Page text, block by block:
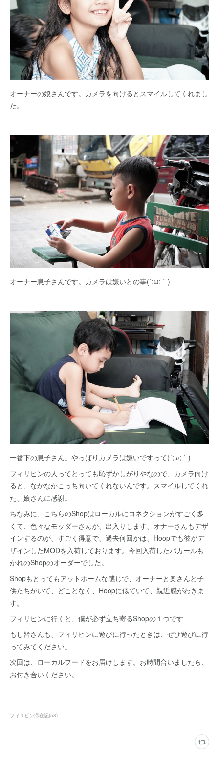
オーナーの娘さんです。カメラを向けるとスマイルしてくれまし
た。
オーナー息子さんです。カメラは嫌いとの事(´;ω;｀)
一番下の息子さん。やっぱりカメラは嫌いですって(´;ω;｀)
フィリピンの人ってとっても恥ずかしがりやなので、カメラ向け
ると、なかなかこっち向いてくれないんです。スマイルしてくれ
た、娘さんに感謝。
ちなみに、こちらのShopはローカルにコネクションがすごく多
くて、色々なモッダーさんが、出入りします、オナーさんもデザ
インするのが、すごく得意で、過去何回かは、Hoopでも彼がデ
ザインしたMODを入荷しております。今回入荷したパカールも
かれのShopのオーダーでした。
Shopもとってもアットホームな感じで、オーナーと奥さんと子
供たちがいて、どことなく、Hoopに似ていて、親近感がわきま
す。
フィリピンに行くと、僕が必ず立ち寄るShopの１つです
もし皆さんも、フィリピンに遊びに行ったときは、ぜひ遊びに行
ってみてください。
次回は、ローカルフードをお届けします。お時間合いましたら、
お付き合いください。
フィリピン滞在記(58)